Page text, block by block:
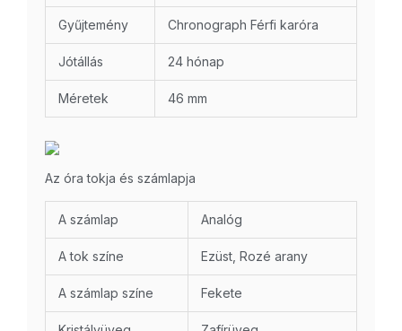
Gyűjtemény Chronograph Férfi karóra
Jótállás 24 hónap
Méretek 46 mm
Az óra tokja és számlapja
A számlap Analóg
A tok színe Ezüst, Rozé arany
A számlap színe Fekete